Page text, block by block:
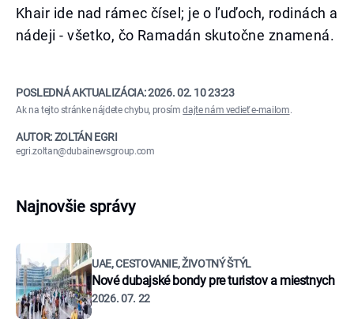
Khair ide nad rámec čísel; je o ľuďoch, rodinách a
nádeji - všetko, čo Ramadán skutočne znamená.
POSLEDNÁ AKTUALIZÁCIA:2026. 02. 10 23:23
Ak na tejto stránke nájdete chybu, prosímdajte nám vedieť e-mailom.
AUTOR: ZOLTÁN EGRI
egri.zoltan@dubainewsgroup.com
Najnovšie správy
UAE, CESTOVANIE, ŽIVOTNÝ ŠTÝL
Nové dubajské bondy pre turistov a miestnych
2026. 07. 22